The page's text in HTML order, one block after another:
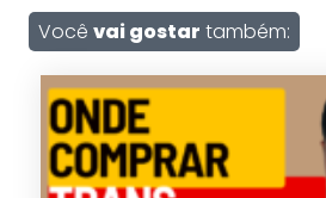
Você vai gostar também: